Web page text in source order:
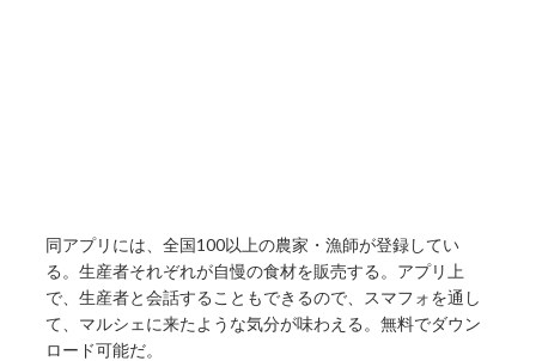
同アプリには、全国100以上の農家・漁師が登録してい
る。生産者それぞれが自慢の食材を販売する。アプリ上
で、生産者と会話することもできるので、スマフォを通し
て、マルシェに来たような気分が味わえる。無料でダウン
ロード可能だ。